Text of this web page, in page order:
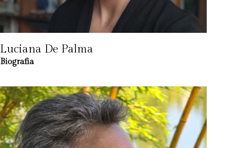
Luciana De Palma
Biografia